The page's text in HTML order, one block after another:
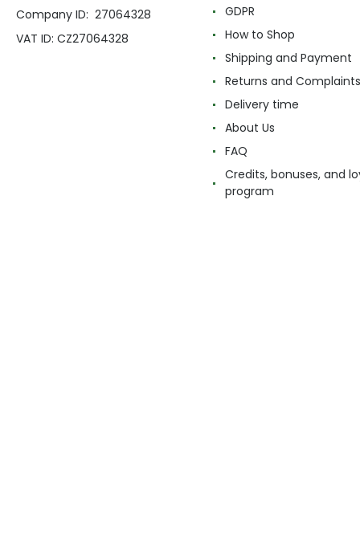
Company ID: 27064328
VAT ID: CZ27064328
GDPR
How to Shop
Shipping and Payment
Returns and Complaints
Delivery time
About Us
FAQ
Credits, bonuses, and
program